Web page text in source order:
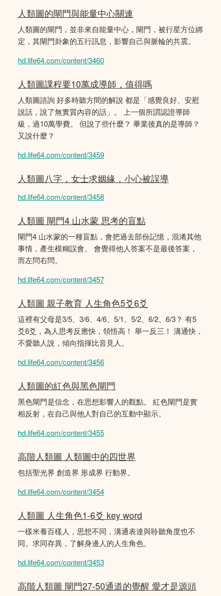
人類圖的閘門與能量中心關連
人類圖的閘門，並非來自能量中心，閘門，被行星方位綁
定，其閘門卦象的五行訊息，影響自己與脈輪的共震。
hd.life64.com/content/3460
人類圖課程要10萬成導師，值得嗎
人類圖諮詢 好多時聽方間的解說 都是「感覺良好、安慰
說話，說了無實質內容的話」。 上一個所謂認證導師
級，過10萬學費。 但說了些什麼？ 畢業後真的是導師？
又說什麼？
hd.life64.com/content/3459
人類圖八字，女士求姻緣，小心被誤導
hd.life64.com/content/3458
人類圖 閘門4 山水蒙 思考的盲點
閘門4 山水蒙的一種盲點，會把過去部份記憶，混淆其他
事情，產生模糊誤會。 會覺得他人答案不是最後答案，
而左問右問。
hd.life64.com/content/3457
人類圖 親子教育 人生角色5爻6爻
這裡有父母是3/5、3/6、4/6、5/1、5/2、6/2、6/3？ 有5
爻6爻，為人思考反應快，領悟高！ 舉一反三！ 溝通快，
不愛聽人說，傾向指揮比音見人。
hd.life64.com/content/3456
人類圖的紅色與黑色閘門
黑色閘門是信念，在思想影響人的觀點。 紅色閘門是實
相反射，在自己與他人對自己的互動中顯示。
hd.life64.com/content/3455
高階人類圖 人類圖中的四世界
包括聖光界 創造界 形成界 行動界。
hd.life64.com/content/3454
人類圖 人生角色1-6爻 key word
一樣米養百樣人，思想不同，溝通表達與聆聽角度也不
同。求同存異，了解身邊人的人生角色。
hd.life64.com/content/3453
高階人類圖 閘門27-50通道的覺醒 愛才是源頭